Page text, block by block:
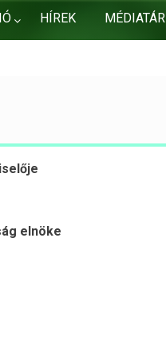
HÍREK MÉDIATÁR
elnöke